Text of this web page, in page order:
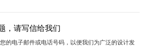
，请写信给我们
的电子邮件或电话号码，以便我们为广泛的设计发